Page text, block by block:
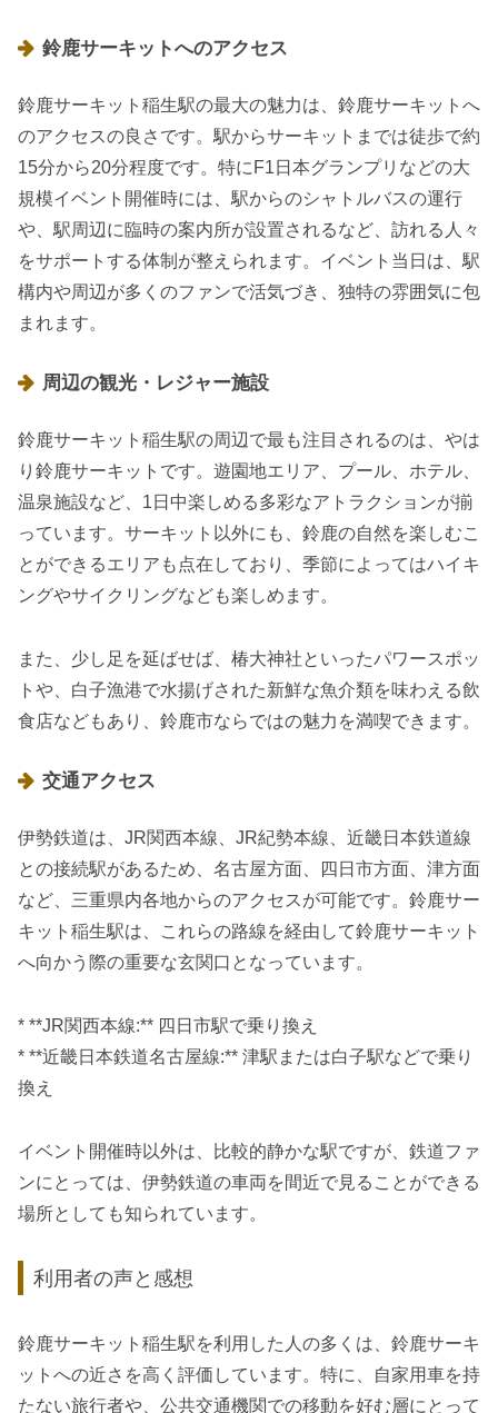
鈴鹿サーキットへのアクセス
鈴鹿サーキット稲生駅の最大の魅力は、鈴鹿サーキットへ
のアクセスの良さです。駅からサーキットまでは徒歩で約
15分から20分程度です。特にF1日本グランプリなどの大
規模イベント開催時には、駅からのシャトルバスの運行
や、駅周辺に臨時の案内所が設置されるなど、訪れる人々
をサポートする体制が整えられます。イベント当日は、駅
構内や周辺が多くのファンで活気づき、独特の雰囲気に包
まれます。
周辺の観光・レジャー施設
鈴鹿サーキット稲生駅の周辺で最も注目されるのは、やは
り鈴鹿サーキットです。遊園地エリア、プール、ホテル、
温泉施設など、1日中楽しめる多彩なアトラクションが揃
っています。サーキット以外にも、鈴鹿の自然を楽しむこ
とができるエリアも点在しており、季節によってはハイキ
ングやサイクリングなども楽しめます。
また、少し足を延ばせば、椿大神社といったパワースポッ
トや、白子漁港で水揚げされた新鮮な魚介類を味わえる飲
食店などもあり、鈴鹿市ならではの魅力を満喫できます。
交通アクセス
伊勢鉄道は、JR関西本線、JR紀勢本線、近畿日本鉄道線
との接続駅があるため、名古屋方面、四日市方面、津方面
など、三重県内各地からのアクセスが可能です。鈴鹿サー
キット稲生駅は、これらの路線を経由して鈴鹿サーキット
へ向かう際の重要な玄関口となっています。
* **JR関西本線:** 四日市駅で乗り換え
* **近畿日本鉄道名古屋線:** 津駅または白子駅などで乗り
換え
イベント開催時以外は、比較的静かな駅ですが、鉄道ファ
ンにとっては、伊勢鉄道の車両を間近で見ることができる
場所としても知られています。
利用者の声と感想
鈴鹿サーキット稲生駅を利用した人の多くは、鈴鹿サーキ
ットへの近さを高く評価しています。特に、自家用車を持
たない旅行者や、公共交通機関での移動を好む層にとって